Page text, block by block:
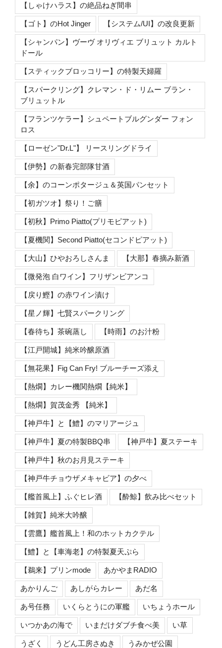
【しゃけハラス】の絶品ねぎ間串
【ゴト】のHot Jinger 【システム/UI】の改良更新
【シャンパン】ヴーヴ オリヴィエ ブリュット カルト
ドール
【スティックブロッコリー】の特製天婦羅
【スパークリング】クレマン・ド・リムー ブラン・
ブリュットル
【フランツケラー】シュペートブルグンダー フォン
ロス
【ローゼン"Dr.L"】 リースリングドライ
【伊勢】の新春完部隊甘酒
【余】のコーンポタージュ＆英国パンセット
【初ガツオ】祭り！ご膳
【初秋】Primo Piatto(プリモピアット)
【夏機関】Second Piatto(セコンドピアット)
【大山】ひやおろしさんま 【大那】春摘み新酒
【微発泡 白ワイン】フリザンビアンコ
【戻り鰹】の赤ワイン漬け
【星ノ輝】七賢スパークリング
【春待ち】茶碗蒸し 【時雨】のお汁粉
【江戸開城】純米吟醸原酒
【無花果】Fig Can Fry! ブルーチーズ添え
【熱燗】カレー機関熱燗【純米】
【熱燗】賀茂金秀 【純米】
【神戸牛】と【鱧】のマリアージュ
【神戸牛】夏の特製BBQ串 【神戸牛】夏ステーキ
【神戸牛】秋のお月見ステーキ
【神戸牛チョウザメキャビア】の夕べ
【艦首風上】ふぐヒレ酒 【酔鯨】飲み比べセット
【雑賀】純米大吟醸
【雲鷹】艦首風上！和のホットカクテル
【鱧】と【車海老】の特製夏天ぷら
【鵜来】プリンmode あかやまRADIO
あかりんご あしがらカレー あだ名
あ号任務 いくらとうにの軍艦 いちょうホール
いつかあの海で いまだけダブチ食べ美 い草
うざく うどん工房さぬき うみかぜ公園